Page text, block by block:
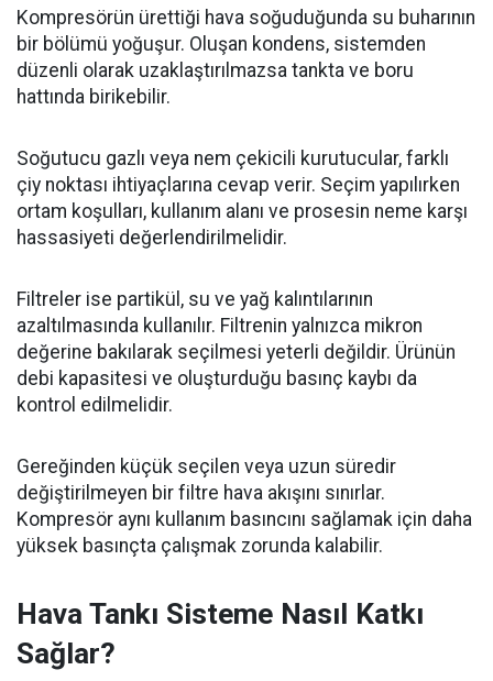
Kompresörün ürettiği hava soğuduğunda su buharının
bir bölümü yoğuşur. Oluşan kondens, sistemden
düzenli olarak uzaklaştırılmazsa tankta ve boru
hattında birikebilir.
Soğutucu gazlı veya nem çekicili kurutucular, farklı
çiy noktası ihtiyaçlarına cevap verir. Seçim yapılırken
ortam koşulları, kullanım alanı ve prosesin neme karşı
hassasiyeti değerlendirilmelidir.
Filtreler ise partikül, su ve yağ kalıntılarının
azaltılmasında kullanılır. Filtrenin yalnızca mikron
değerine bakılarak seçilmesi yeterli değildir. Ürünün
debi kapasitesi ve oluşturduğu basınç kaybı da
kontrol edilmelidir.
Gereğinden küçük seçilen veya uzun süredir
değiştirilmeyen bir filtre hava akışını sınırlar.
Kompresör aynı kullanım basıncını sağlamak için daha
yüksek basınçta çalışmak zorunda kalabilir.
Hava Tankı Sisteme Nasıl Katkı
Sağlar?